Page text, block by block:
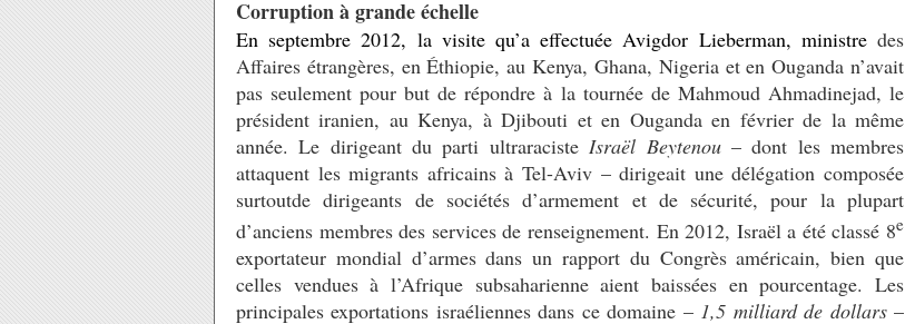
Corruption à grande échelle
En septembre 2012, la visite qu’a effectuée Avigdor Lieberman, ministredes
Affaires étrangères, en Éthiopie, au Kenya, Ghana, Nigeria et en Ouganda n’avait
pas seulement pour but de répondre à la tournée de Mahmoud Ahmadinejad, le
président iranien, au Kenya, à Djibouti et en Ouganda en février de la même
année. Le dirigeant du parti ultraracisteIsraël Beytenou– dont les membres
attaquent les migrants africains à Tel-Aviv – dirigeait une délégation composée
surtoutde dirigeants de sociétés d’armement et de sécurité, pour la plupart
d’anciens membres des services de renseignement. En 2012, Israël a été classé 8e
exportateur mondial d’armes dans un rapport du Congrès américain, bien que
celles vendues à l’Afrique subsaharienne aient baissées en pourcentage. Les
principales exportations israéliennes dans ce domaine – 1,5 milliard de dollars–